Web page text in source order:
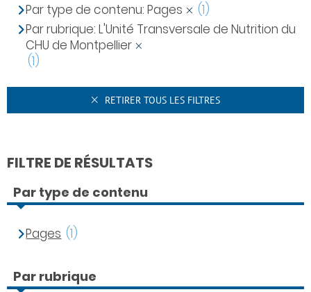
Par type de contenu: Pages
(1)
Par rubrique: L'Unité Transversale de Nutrition du
CHU de Montpellier
(1)
RETIRER TOUS LES FILTRES
FILTRE DE RÉSULTATS
Par type de contenu
Pages (1)
Par rubrique